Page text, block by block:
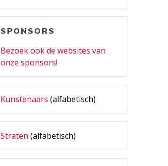
SPONSORS
Bezoek ook de websites van
onze sponsors!
Kunstenaars (alfabetisch)
Straten (alfabetisch)